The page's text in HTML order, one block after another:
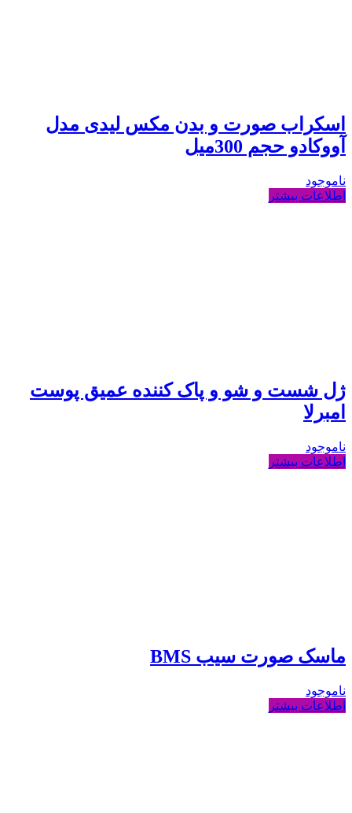
اسکراب صورت و بدن مکس لیدی مدل
آووکادو حجم 300میل
ناموجود
اطلاعات بیشتر
ژل شست و شو و پاک کننده عمیق پوست
امبرلا
ناموجود
اطلاعات بیشتر
ماسک صورت سیب BMS
ناموجود
اطلاعات بیشتر